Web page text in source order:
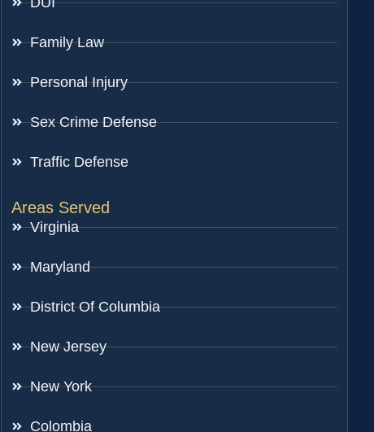
Family Law
Personal Injury
Sex Crime Defense
Traffic Defense
Areas Served
Virginia
Maryland
District Of Columbia
New Jersey
New York
Colombia